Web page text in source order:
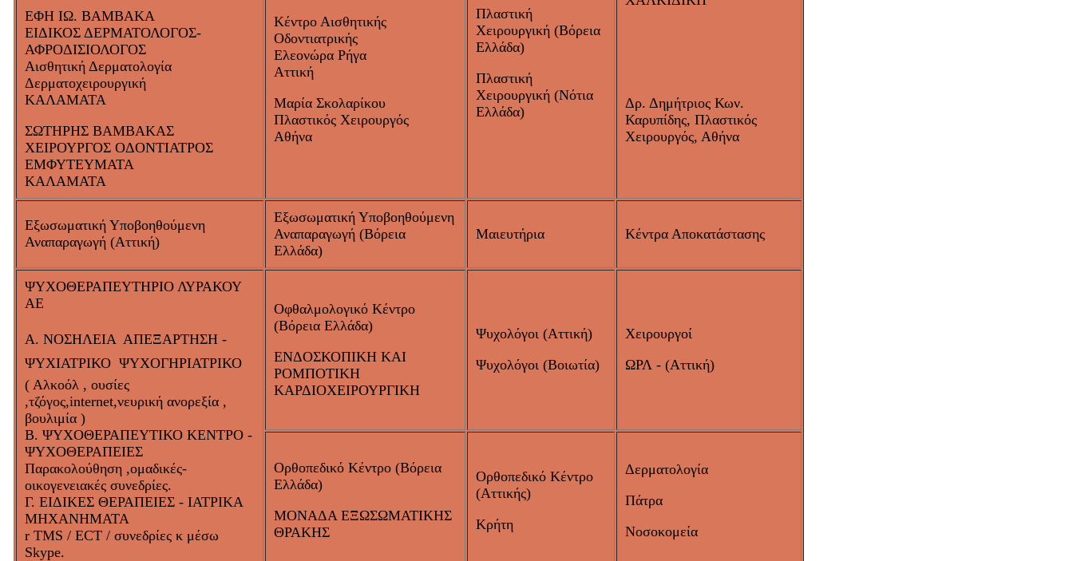
ΕΦΗ ΙΩ. BAMBAKA
ΕΙΔΙΚΟΣ ΔΕΡΜΑΤΟΛΟΓΟΣ-
ΑΦΡΟΔΙΣΙΟΛΟΓΟΣ
Αισθητική Δερματολογία
Δερματοχειρουργική
ΚΑΛΑΜΑΤΑ
ΣΩΤΗΡΗΣ BAMBAKAΣ
ΧΕΙΡΟΥΡΓΟΣ ΟΔΟΝΤΙΑΤΡΟΣ
ΕΜΦΥΤΕΥΜΑΤΑ
ΚΑΛΑΜΑΤΑ
Κέντρο Αισθητικής
Οδοντιατρικής
Ελεονώρα Ρήγα
Αττική
Μαρία Σκολαρίκου
Πλαστικός Χειρουργός
Αθήνα
Πλαστική
Χειρουργική (Βόρεια
Ελλάδα)
Πλαστική
Χειρουργική (Νότια
Ελλάδα)
Δρ. Δημήτριος Κων.
Καρυπίδης, Πλαστικός
Χειρουργός, Αθήνα
Εξωσωματική Υποβοηθούμενη
Αναπαραγωγή (Αττική)
Εξωσωματική Υποβοηθούμενη
Αναπαραγωγή (Βόρεια
Ελλάδα)
Μαιευτήρια Κέντρα Αποκατάστασης
ΨΥΧΟΘΕΡΑΠΕΥΤΗΡΙΟ ΛΥΡΑΚΟΥ
ΑΕ
Α. ΝΟΣΗΛΕΙΑ  ΑΠΕΞΑΡΤΗΣΗ -
ΨΥΧΙΑΤΡΙΚΟ  ΨΥΧΟΓΗΡΙΑΤΡΙΚΟ
( Αλκοόλ , ουσίες
,τζόγος,internet,νευρική ανορεξία ,
βουλιμία )
Β. ΨΥΧΟΘΕΡΑΠΕΥΤΙΚΟ ΚΕΝΤΡΟ -
ΨΥΧΟΘΕΡΑΠΕΙΕΣ
Παρακολούθηση ,ομαδικές-
οικογενειακές συνεδρίες.
Γ. ΕΙΔΙΚΕΣ ΘΕΡΑΠΕΙΕΣ - ΙΑΤΡΙΚΑ
ΜΗΧΑΝΗΜΑΤΑ
r TMS / ECT / συνεδρίες κ μέσω
Skype.
Οφθαλμολογικό Κέντρο
(Βόρεια Ελλάδα)
ΕΝΔΟΣΚΟΠΙΚΗ ΚΑΙ
ΡΟΜΠΟΤΙΚΗ
ΚΑΡΔΙΟΧΕΙΡΟΥΡΓΙΚΗ
Ψυχολόγοι (Αττική)
Ψυχολόγοι (Βοιωτία)
Χειρουργοί
ΩΡΛ - (Αττική)
Ορθοπεδικό Κέντρο (Βόρεια
Ελλάδα)
ΜΟΝΑΔΑ ΕΞΩΣΩΜΑΤΙΚΗΣ
ΘΡΑΚΗΣ
Ορθοπεδικό Κέντρο
(Αττικής)
Κρήτη
Δερματολογία
Πάτρα
Νοσοκομεία